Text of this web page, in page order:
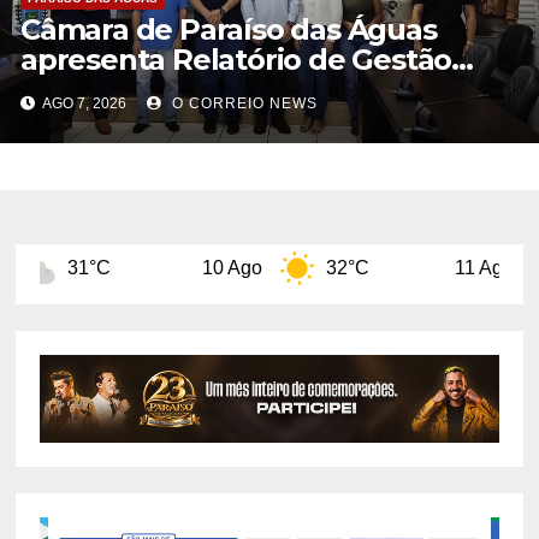
Câmara de Paraíso das Águas
apresenta Relatório de Gestão
Fiscal e destaca equilíbrio das
contas públicas
AGO 7, 2026 O CORREIO NEWS
10 Ago 32°C 11 Ago 29°C